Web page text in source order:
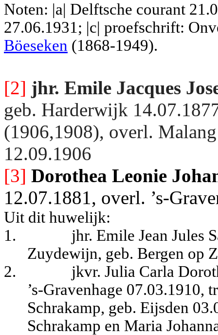
Noten: |a| Delftsche courant
27.06.1931; |c| proefschrift:
Böeseken (1868-1949).
[2] jhr. Emile Jacques
geb. Harderwijk
(1906,1908), overl.
12.09.1906
[3] Dorothea Leonie
12.07.1881, overl. ’s-
Uit dit huwelijk:
1.
jhr. Emile Jean Jules
Zuydewijn, geb. Bergen op
2.
jkvr. Julia Carla
’s-Gravenhage 07.03.1910,
Schrakamp, geb. Eijsden
Schrakamp en Maria